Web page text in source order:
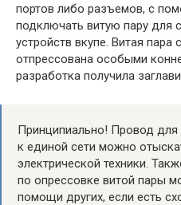
портов либо разъемов, с
подключать витую пару для
устройств вкупе. Витая
отпрессована особыми
разработка получила
Принципиально! Провод
к единой сети можно
электрической техники.
по опрессовке витой пары
помощи других, если есть